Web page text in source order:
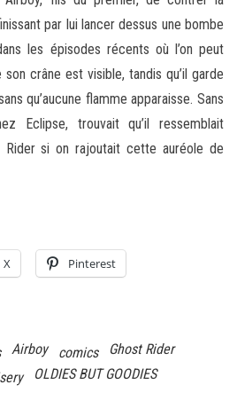
par lui lancer dessus une bombe
les épisodes récents où l’on peut
son crâne est visible, tandis qu’il garde
qu’aucune flamme apparaisse. Sans
Eclipse, trouvait qu’il ressemblait
si on rajoutait cette auréole de
X Pinterest
Airboy comics
Ghost Rider
OLDIES BUT GOODIES